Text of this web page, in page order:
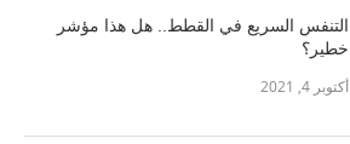
التنفس السريع في القطط.. هل هذا مؤشر
خطير؟
أكتوبر 4, 2021